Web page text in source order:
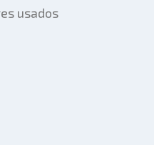
usados